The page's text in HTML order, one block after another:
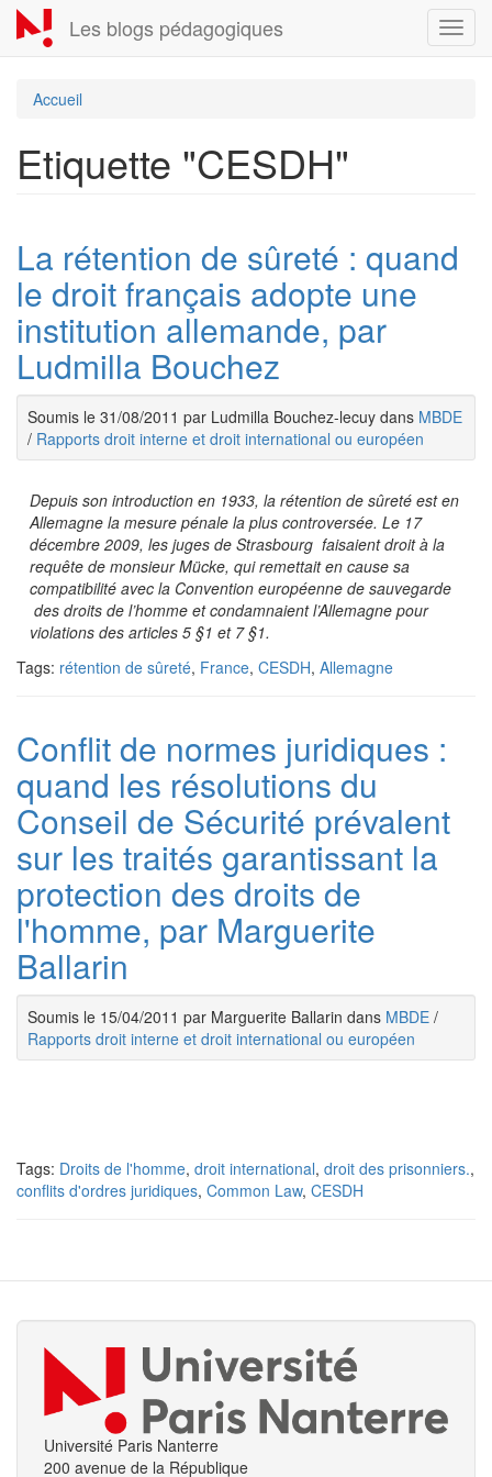
Aller
au
contenu
Les blogs pédagogiques
Accueil
Etiquette "CESDH"
La rétention de sûreté : quand
le droit français adopte une
institution allemande, par
Ludmilla Bouchez
Soumis le 31/08/2011 par Ludmilla Bouchez-lecuy dans MBDE
/ Rapports droit interne et droit international ou européen
Depuis son introduction en 1933, la rétention de sûreté est en
Allemagne la mesure pénale la plus controversée. Le 17
décembre 2009, les juges de Strasbourg faisaient droit à la
requête de monsieur Mücke, qui remettait en cause sa
compatibilité avec la Convention européenne de sauvegarde
des droits de l’homme et condamnaient l’Allemagne pour
violations des articles 5 §1 et 7 §1.
Tags: rétention de sûreté, France, CESDH, Allemagne
Conflit de normes juridiques :
quand les résolutions du
Conseil de Sécurité prévalent
sur les traités garantissant la
protection des droits de
l'homme, par Marguerite
Ballarin
Soumis le 15/04/2011 par Marguerite Ballarin dans MBDE /
Rapports droit interne et droit international ou européen
Tags: Droits de l'homme, droit international, droit des prisonniers.,
conflits d'ordres juridiques, Common Law, CESDH
Université Paris Nanterre
200 avenue de la République